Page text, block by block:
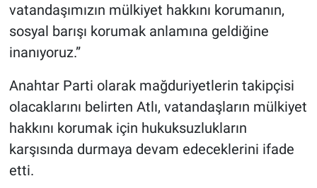
vatandaşımızın mülkiyet hakkını korumanın,
sosyal barışı korumak anlamına geldiğine
inanıyoruz.”
Anahtar Parti olarak mağduriyetlerin takipçisi
olacaklarını belirten Atlı, vatandaşların mülkiyet
hakkını korumak için hukuksuzlukların
karşısında durmaya devam edeceklerini ifade
etti.